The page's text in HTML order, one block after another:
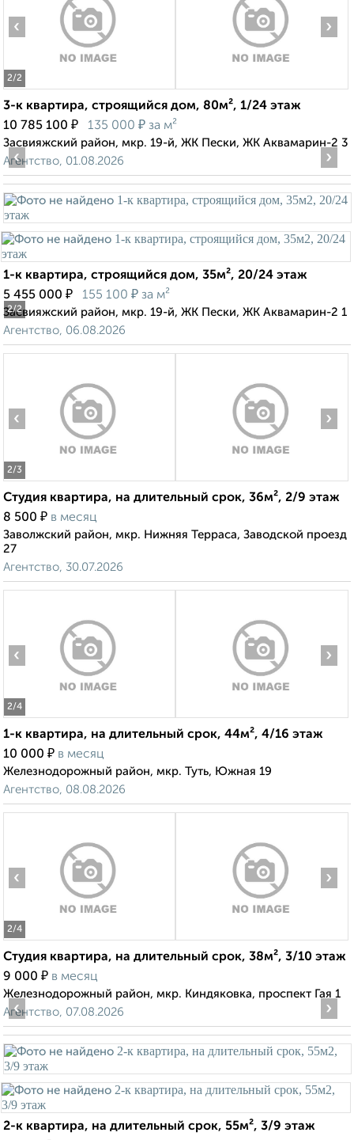
2/2
‹ ›
3-к квартира, строящийся дом, 80м², 1/24 этаж
10 785 100 ₽ 135 000 ₽ за м²
Засвияжский район, мкр. 19-й, ЖК Пески, ЖК Аквамарин-2 3
Агентство, 01.08.2026
2/2
‹ ›
1-к квартира, строящийся дом, 35м², 20/24 этаж
5 455 000 ₽ 155 100 ₽ за м²
Засвияжский район, мкр. 19-й, ЖК Пески, ЖК Аквамарин-2 1
Агентство, 06.08.2026
2/3
‹ ›
Студия квартира, на длительный срок, 36м², 2/9 этаж
8 500 ₽ в месяц
Заволжский район, мкр. Нижняя Терраса, Заводской проезд
27
Агентство, 30.07.2026
2/4
‹ ›
1-к квартира, на длительный срок, 44м², 4/16 этаж
10 000 ₽ в месяц
Железнодорожный район, мкр. Туть, Южная 19
Агентство, 08.08.2026
2/4
‹ ›
Студия квартира, на длительный срок, 38м², 3/10 этаж
9 000 ₽ в месяц
Железнодорожный район, мкр. Киндяковка, проспект Гая 1
Агентство, 07.08.2026
‹ ›
2-к квартира, на длительный срок, 55м², 3/9 этаж